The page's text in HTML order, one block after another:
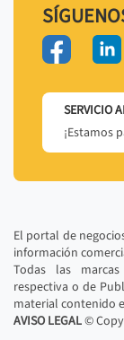
SERVICIO
¡Estamos
El portal de
información
Todas las
respectiva o de
material contenido
AVISO LEGAL©